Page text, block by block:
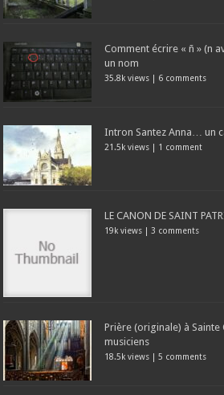
Comment écrire « ñ » (n
un nom
35.8k views 6 comments
Intron Santez Anna… un
21.5k views 1 comment
LE CANON DE SAINT
19k views |3 comments
Prière (originale) à
musiciens
18.5k views |5 comments